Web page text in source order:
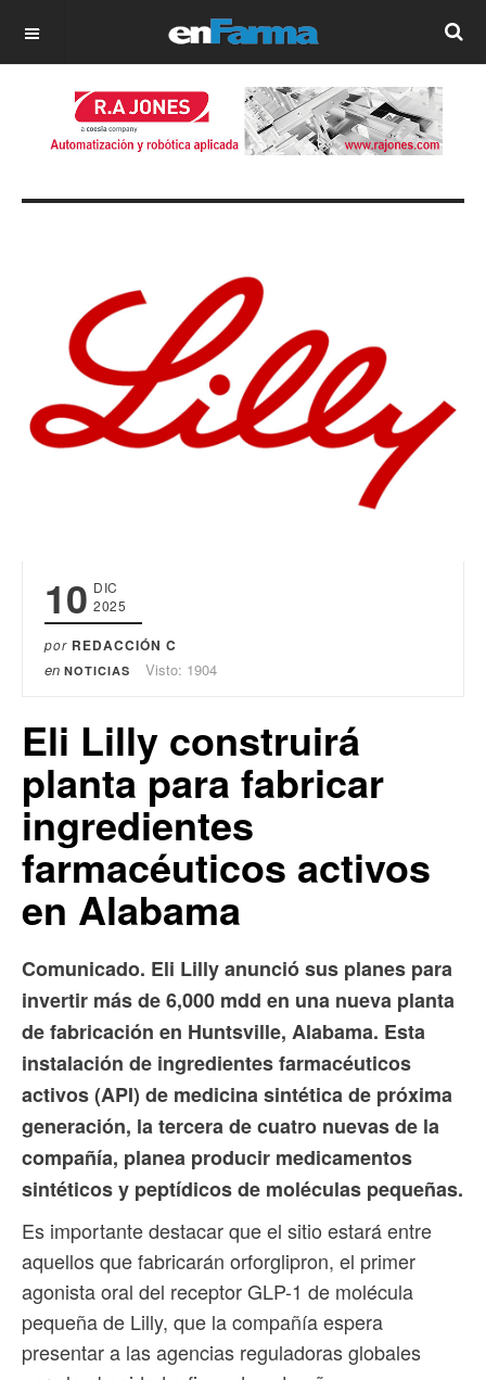
OFF CANVAS
10 DIC
2025
por REDACCIÓN C
en NOTICIAS Visto: 1904
Eli Lilly construirá
planta para fabricar
ingredientes
farmacéuticos activos
en Alabama
Comunicado. Eli Lilly anunció sus planes para
invertir más de 6,000 mdd en una nueva planta
de fabricación en Huntsville, Alabama. Esta
instalación de ingredientes farmacéuticos
activos (API) de medicina sintética de próxima
generación, la tercera de cuatro nuevas de la
compañía, planea producir medicamentos
sintéticos y peptídicos de moléculas pequeñas.
Es importante destacar que el sitio estará entre
aquellos que fabricarán orforglipron, el primer
agonista oral del receptor GLP-1 de molécula
pequeña de Lilly, que la compañía espera
presentar a las agencias reguladoras globales